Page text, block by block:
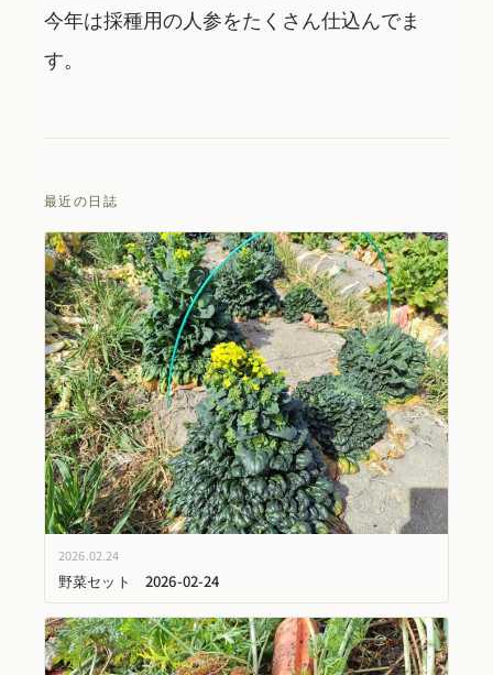
今年は採種用の人参をたくさん仕込んでま
す。
最近の日誌
2026.02.24
野菜セット 2026-02-24